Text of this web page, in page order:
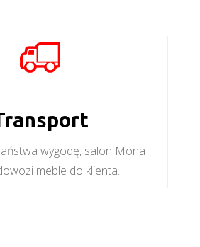
wygodę, salon Mona
meble do klienta.